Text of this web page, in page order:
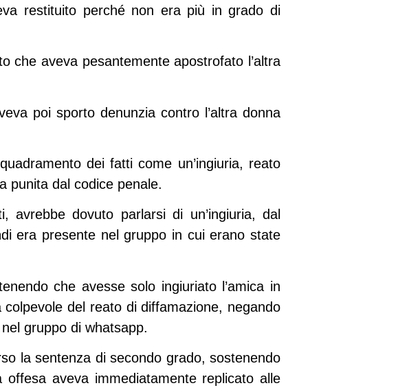
restituito perché non era più in grado di
che aveva pesantemente apostrofato l’altra
poi sporto denunzia contro l’altra donna
dei fatti come un’ingiuria, reato
punita dal codice penale.
avrebbe dovuto parlarsi di un’ingiuria, dal
era presente nel gruppo in cui erano state
che avesse solo ingiuriato l’amica in
del reato di diffamazione, negando
gruppo di whatsapp.
la sentenza di secondo grado, sostenendo
aveva immediatamente replicato alle